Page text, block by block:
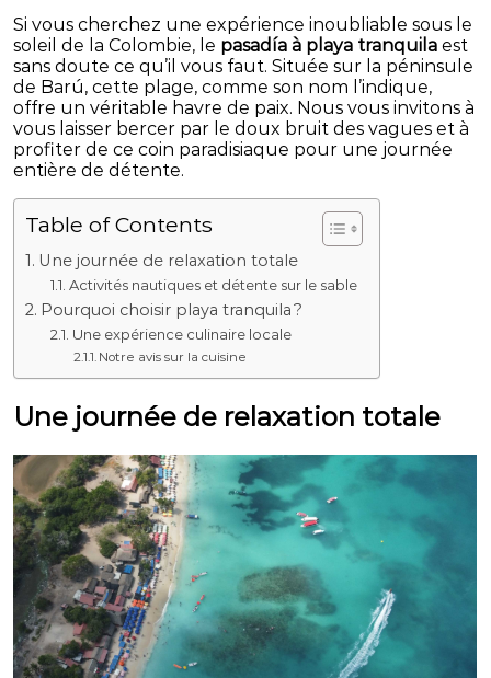
Si vous cherchez une expérience inoubliable sous le
soleil de la Colombie, le pasadía à playa tranquila est
sans doute ce qu’il vous faut. Située sur la péninsule
de Barú, cette plage, comme son nom l’indique,
offre un véritable havre de paix. Nous vous invitons à
vous laisser bercer par le doux bruit des vagues et à
profiter de ce coin paradisiaque pour une journée
entière de détente.
Table of Contents
Une journée de relaxation totale
Activités nautiques et détente sur le sable
Pourquoi choisir playa tranquila ?
Une expérience culinaire locale
Notre avis sur la cuisine
Une journée de relaxation totale